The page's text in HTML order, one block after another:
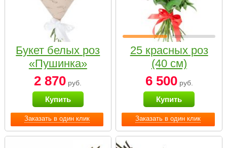
Заказать в один клик
Букет белых роз
«Пушинка»
2 870 руб.
Купить
Заказать в один клик
25 красных роз
(40 см)
6 500руб.
Купить